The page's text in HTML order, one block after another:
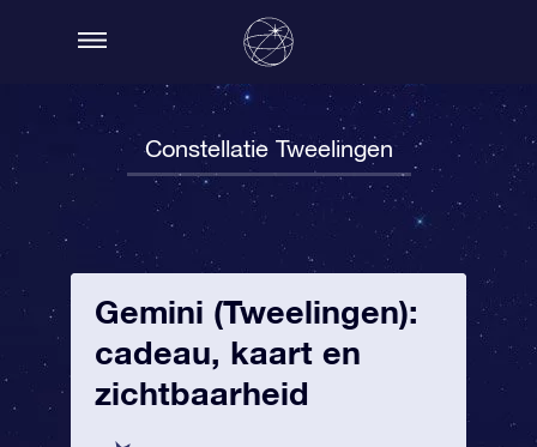
Constellatie Tweelingen
Gemini (Tweelingen):
cadeau, kaart en
zichtbaarheid